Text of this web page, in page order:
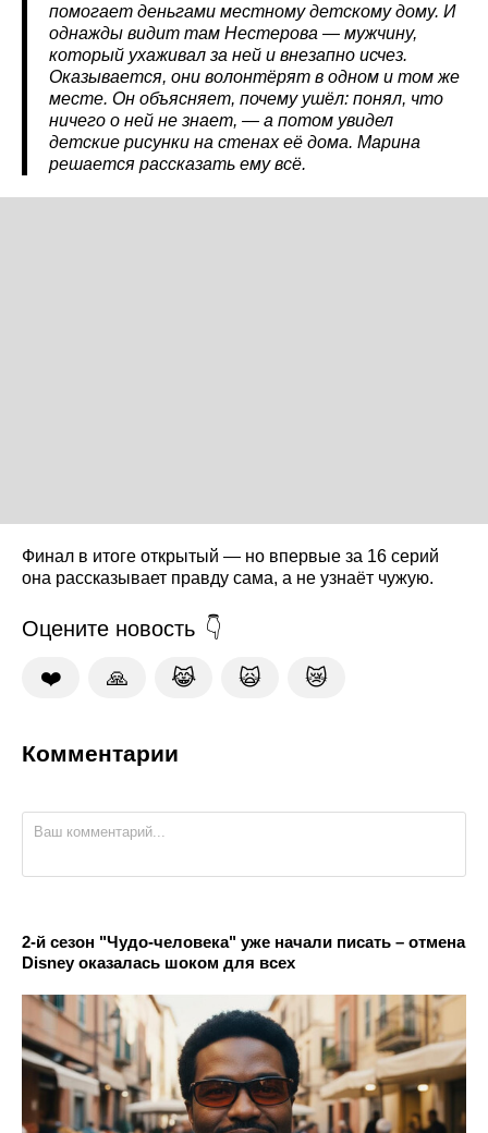
помогает деньгами местному детскому дому. И
однажды видит там Нестерова — мужчину,
который ухаживал за ней и внезапно исчез.
Оказывается, они волонтёрят в одном и том же
месте. Он объясняет, почему ушёл: понял, что
ничего о ней не знает, — а потом увидел
детские рисунки на стенах её дома. Марина
решается рассказать ему всё.
Финал в итоге открытый — но впервые за 16 серий
она рассказывает правду сама, а не узнаёт чужую.
Оцените новость
❤️ 🙏 😹 🙀 😿
Комментарии
2-й сезон "Чудо-человека" уже начали писать – отмена
Disney оказалась шоком для всех